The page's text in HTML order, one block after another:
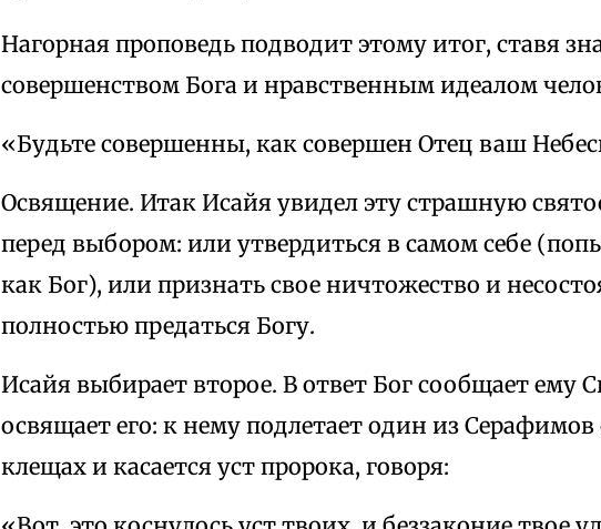
Нагорная проповедь подводит этому итог, ставя
совершенством Бога и нравственным идеалом
«Будьте совершенны, как совершен Отец ваш
Освящение. Итак Исайя увидел эту страшную
перед выбором: или утвердиться в самом себе
как Бог), или признать свое ничтожество и
полностью предаться Богу.
Исайя выбирает второе. В ответ Бог сообщает ему
освящает его: к нему подлетает один из
клещах и касается уст пророка, говоря: